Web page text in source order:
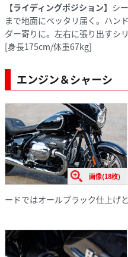
【ライディングポジション】 シ
まで地面にベッタリ届く。ハン
ダー寄りに。左右に張り出すシ
[身長175cm/体重67kg]
エンジン＆シャーシ
画像(18枚)
ードではオールブラック仕上げと